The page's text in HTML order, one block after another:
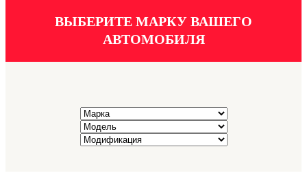
ВЫБЕРИТЕ МАРКУ ВАШЕГО
АВТОМОБИЛЯ